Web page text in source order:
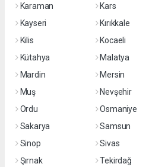
Karaman
Kars
Kayseri
Kırıkkale
Kilis
Kocaeli
Kütahya
Malatya
Mardin
Mersin
Muş
Nevşehir
Ordu
Osmaniye
Sakarya
Samsun
Sinop
Sivas
Şırnak
Tekirdağ